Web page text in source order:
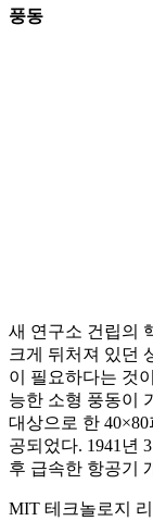
풍동
새 연구소 건립의
크게 뒤처져 있던
이 필요하다는 것
능한 소형 풍동이
대상으로 한
공되었다. 1941년
후 급속한 항공기
MIT 테크놀로지